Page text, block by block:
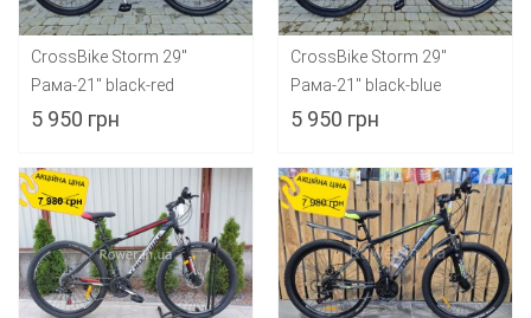
CrossBike Storm 29"
Рама-21" black-red
5 950 грн
CrossBike Storm 29"
Рама-21" black-blue
5 950 грн